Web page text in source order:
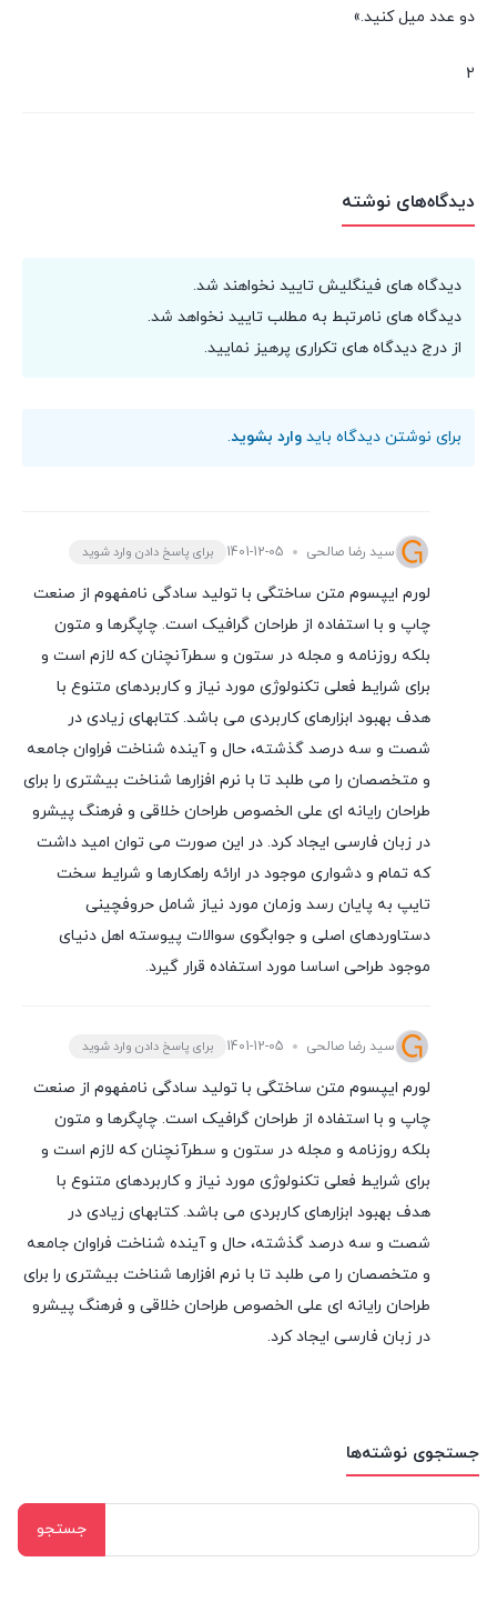
جستجوی نوشته‌ها
برای:
دو عدد میل کنید.»
2
دیدگاه‌های نوشته
دیدگاه های فینگلیش تایید نخواهند شد.
دیدگاه های نامرتبط به مطلب تایید نخواهد شد.
از درج دیدگاه های تکراری پرهیز نمایید.
برای نوشتن دیدگاه باید وارد بشوید.
سید رضا صالحی 1401-12-05 برای پاسخ دادن وارد شوید
لورم ایپسوم متن ساختگی با تولید سادگی نامفهوم از صنعت
چاپ و با استفاده از طراحان گرافیک است. چاپگرها و متون
بلکه روزنامه و مجله در ستون و سطرآنچنان که لازم است و
برای شرایط فعلی تکنولوژی مورد نیاز و کاربردهای متنوع با
هدف بهبود ابزارهای کاربردی می باشد. کتابهای زیادی در
شصت و سه درصد گذشته، حال و آینده شناخت فراوان جامعه
و متخصصان را می طلبد تا با نرم افزارها شناخت بیشتری را برای
طراحان رایانه ای علی الخصوص طراحان خلاقی و فرهنگ پیشرو
در زبان فارسی ایجاد کرد. در این صورت می توان امید داشت
که تمام و دشواری موجود در ارائه راهکارها و شرایط سخت
تایپ به پایان رسد وزمان مورد نیاز شامل حروفچینی
دستاوردهای اصلی و جوابگوی سوالات پیوسته اهل دنیای
موجود طراحی اساسا مورد استفاده قرار گیرد.
سید رضا صالحی 1401-12-05 برای پاسخ دادن وارد شوید
لورم ایپسوم متن ساختگی با تولید سادگی نامفهوم از صنعت
چاپ و با استفاده از طراحان گرافیک است. چاپگرها و متون
بلکه روزنامه و مجله در ستون و سطرآنچنان که لازم است و
برای شرایط فعلی تکنولوژی مورد نیاز و کاربردهای متنوع با
هدف بهبود ابزارهای کاربردی می باشد. کتابهای زیادی در
شصت و سه درصد گذشته، حال و آینده شناخت فراوان جامعه
و متخصصان را می طلبد تا با نرم افزارها شناخت بیشتری را برای
طراحان رایانه ای علی الخصوص طراحان خلاقی و فرهنگ پیشرو
در زبان فارسی ایجاد کرد.